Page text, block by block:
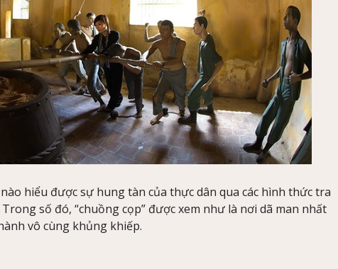
hiểu được sự hung tàn của thực dân qua các hình thức tra
số đó, “chuồng cọp” được xem như là nơi dã man nhất
vô cùng khủng khiếp.